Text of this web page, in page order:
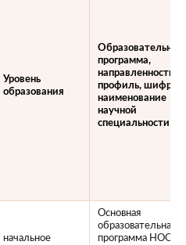
Уровень
образования
Образовательная
программа,
направленность,
профиль, шифр и
наименование
научной
специальности
начальное
Основная
образовательная
программа НОО